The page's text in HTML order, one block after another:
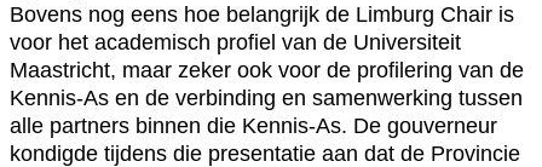
Bovens nog eens hoe belangrijk de Limburg Chair is
voor het academisch profiel van de Universiteit
Maastricht, maar zeker ook voor de profilering van de
Kennis-As en de verbinding en samenwerking tussen
alle partners binnen die Kennis-As. De gouverneur
kondigde tijdens die presentatie aan dat de Provincie